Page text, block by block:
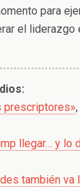
para
el liderazgo
prescriptores»
llegar… y lo
también va